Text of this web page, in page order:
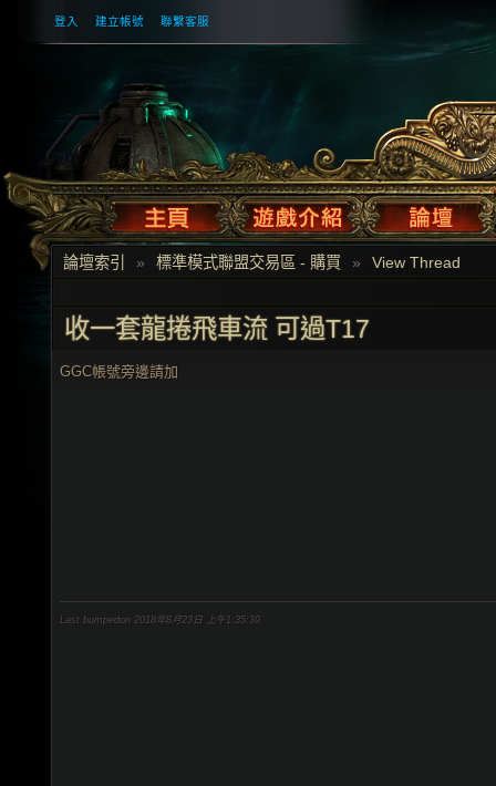
登入 建立帳號 聯繫客服
論壇索引 » 標準模式聯盟交易區 - 購買 » View Thread
收一套龍捲飛車流 可過T17
GGC帳號旁邊請加
Last bumpedon 2018年8月23日 上午1:35:39